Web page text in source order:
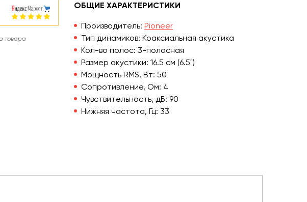
товара
ОБЩИЕ ХАРАКТЕРИСТИКИ
Производитель: Pioneer
Тип динамиков: Коаксиальная акустика
Кол-во полос: 3-полосная
Размер акустики: 16.5 см (6.5")
Мощность RMS, Вт: 50
Сопротивление, Ом: 4
Чувствительность, дБ: 90
Нижняя частота, Гц: 33